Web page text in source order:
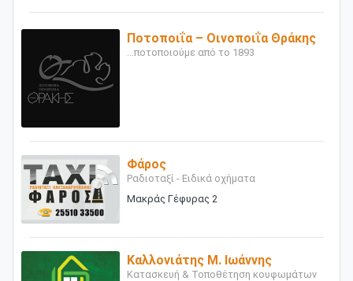
Ποτοποιΐα – Οινοποιΐα Θράκης
...ποτοποιούμε από το 1893
Φάρος
Ραδιοταξί - Ειδικά οχήματα
Μακράς Γέφυρας 2
Καλλονιάτης Μ. Ιωάννης
Κατασκευή & Τοποθέτηση κουφωμάτων